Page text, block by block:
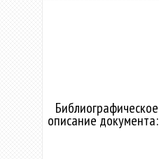
Библиографическое
описание документа: